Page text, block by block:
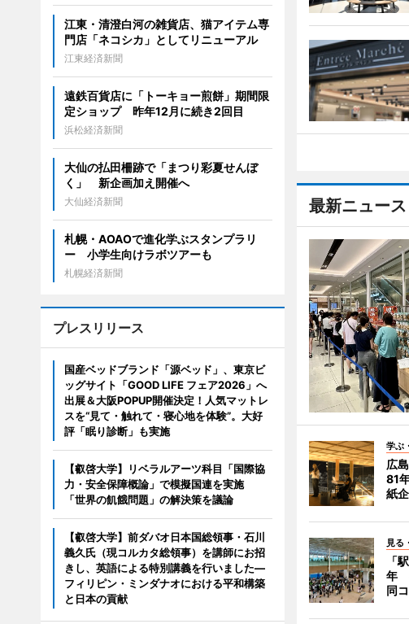
最新ニュース
学ぶ
広
81
紙
見る
「
年
同
江東・清澄白河の雑貨店、猫アイテム専
門店「ネコシカ」としてリニューアル
江東経済新聞
遠鉄百貨店に「トーキョー煎餅」期間限
定ショップ 昨年12月に続き2回目
浜松経済新聞
大仙の払田柵跡で「まつり彩夏せんぼ
く」 新企画加え開催へ
大仙経済新聞
札幌・AOAOで進化学ぶスタンプラリ
ー 小学生向けラボツアーも
札幌経済新聞
プレスリリース
国産ベッドブランド「源ベッド」、東京ビ
ッグサイト「GOOD LIFE フェア2026」へ
出展＆大阪POPUP開催決定！人気マットレ
スを“見て・触れて・寝心地を体験”。大好
評「眠り診断」も実施
【叡啓大学】リベラルアーツ科目「国際協
力・安全保障概論」で模擬国連を実施
「世界の飢餓問題」の解決策を議論
【叡啓大学】前ダバオ日本国総領事・石川
義久氏（現コルカタ総領事）を講師にお招
きし、英語による特別講義を行いました―
フィリピン・ミンダナオにおける平和構築
と日本の貢献